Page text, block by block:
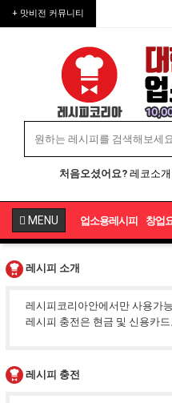
업소용레시
+ 맛비전 커뮤니티
처음오셨어요? 레코소개
MENU 업소용레시피 창업
레시피 소개
레시피코리아안에서만 사용가
레시피 충전은 현금 및 신용카
레시피 충전